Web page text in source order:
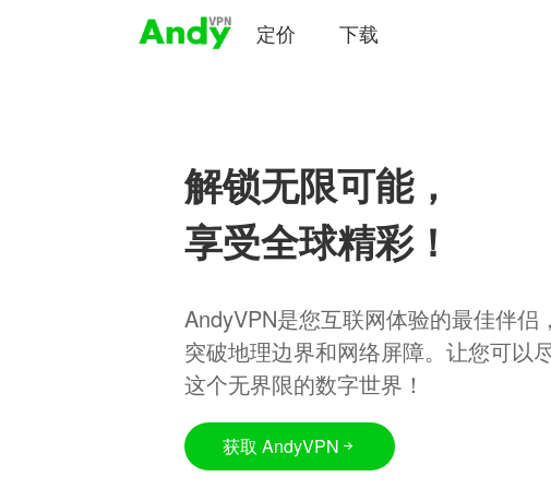
定价 下载
解锁无限可能，
享受全球精彩！
AndyVPN是您互联网体验的最佳伴侣
突破地理边界和网络屏障。让您可以
这个无界限的数字世界！
获取 AndyVPN